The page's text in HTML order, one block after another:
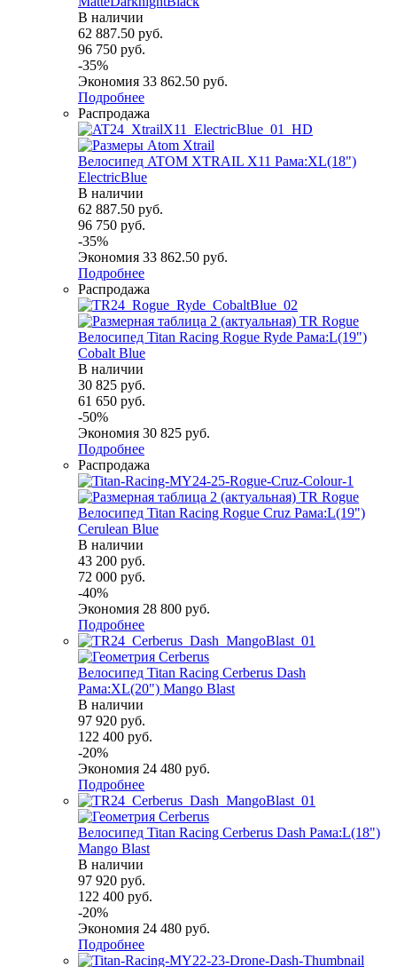
В наличии
62 887.50 руб.
96 750 руб.
-35%
Экономия 33 862.50 руб.
Подробнее
Распродажа
Велосипед ATOM XTRAIL X11 Рама:XL(18")
ElectricBlue
В наличии
62 887.50 руб.
96 750 руб.
-35%
Экономия 33 862.50 руб.
Подробнее
Распродажа
Велосипед Titan Racing Rogue Ryde Рама:L(19")
Cobalt Blue
В наличии
30 825 руб.
61 650 руб.
-50%
Экономия 30 825 руб.
Подробнее
Распродажа
Велосипед Titan Racing Rogue Cruz Рама:L(19")
Cerulean Blue
В наличии
43 200 руб.
72 000 руб.
-40%
Экономия 28 800 руб.
Подробнее
Велосипед Titan Racing Cerberus Dash
Рама:XL(20") Mango Blast
В наличии
97 920 руб.
122 400 руб.
-20%
Экономия 24 480 руб.
Подробнее
Велосипед Titan Racing Cerberus Dash Рама:L(18")
Mango Blast
В наличии
97 920 руб.
122 400 руб.
-20%
Экономия 24 480 руб.
Подробнее